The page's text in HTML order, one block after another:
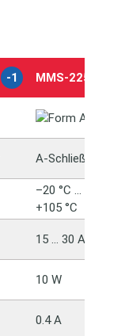
-1 MMS-225
A-Schließer
–20 °C …
+105 °C
15 … 30 AT
10 W
0.4 A